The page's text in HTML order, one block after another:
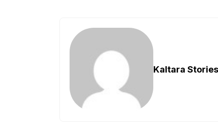
Kaltara Stories